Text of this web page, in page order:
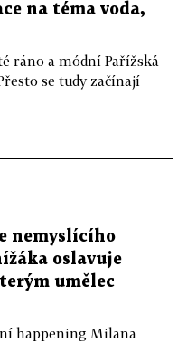
na téma voda,
ráno a módní Pařížská
se tudy začínají
nemyslícího
oslavuje
umělec
happening Milana